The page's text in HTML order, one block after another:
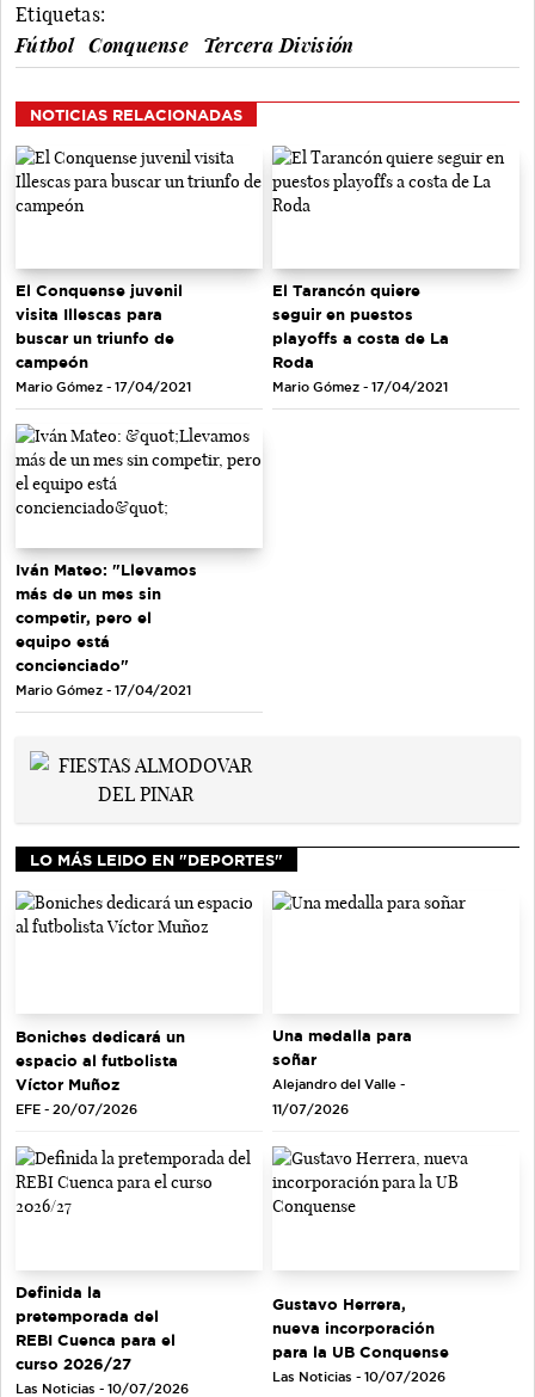
Etiquetas:
Fútbol
Conquense Tercera División
NOTICIAS RELACIONADAS
El Conquense juvenil
visita Illescas para
buscar un triunfo de
campeón
Mario Gómez - 17/04/2021
El Tarancón quiere
seguir en puestos
playoffs a costa de La
Roda
Mario Gómez - 17/04/2021
Iván Mateo: "Llevamos
más de un mes sin
competir, pero el
equipo está
concienciado"
Mario Gómez - 17/04/2021
LO MÁS LEIDO EN "DEPORTES"
Boniches dedicará un
espacio al futbolista
Víctor Muñoz
EFE - 20/07/2026
Una medalla para
soñar
Alejandro del Valle -
11/07/2026
Definida la
pretemporada del
REBI Cuenca para el
curso 2026/27
Las Noticias - 10/07/2026
Gustavo Herrera,
nueva incorporación
para la UB Conquense
Las Noticias - 10/07/2026